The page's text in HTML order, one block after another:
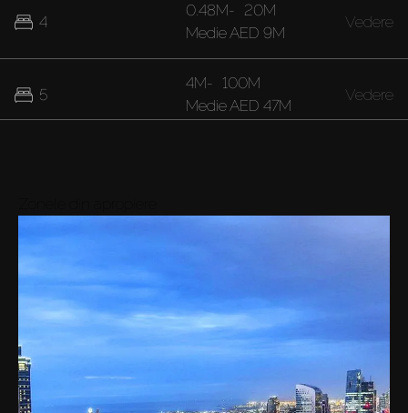
4
5
0.48M- 20M
MedieAED 9M
Vedere
4M- 100M
MedieAED 47M
Vedere